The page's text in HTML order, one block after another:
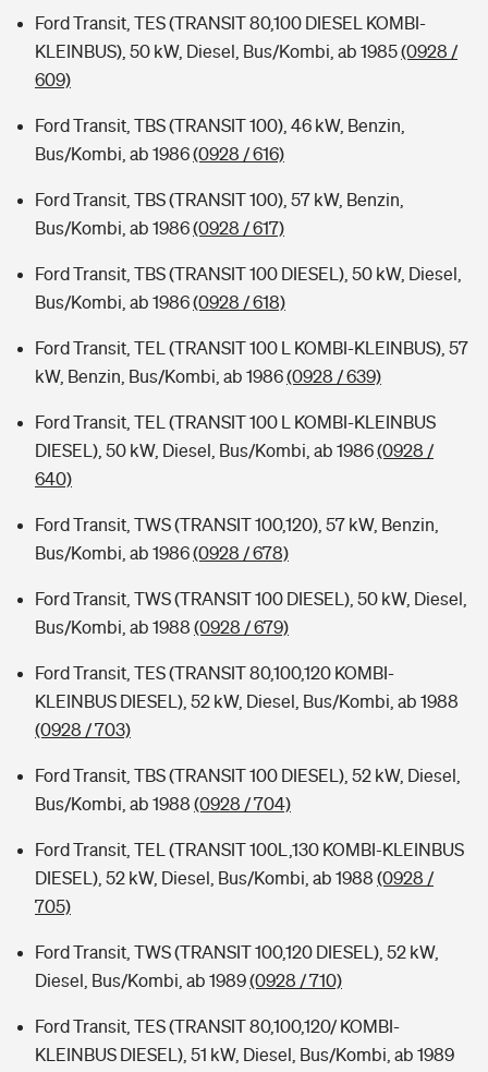
Ford Transit, TES (TRANSIT 80,100 DIESEL KOMBI-
KLEINBUS), 50 kW, Diesel, Bus/Kombi, ab 1985(0928 /
609)
Ford Transit, TBS (TRANSIT 100), 46 kW, Benzin,
Bus/Kombi, ab 1986(0928 / 616)
Ford Transit, TBS (TRANSIT 100), 57 kW, Benzin,
Bus/Kombi, ab 1986(0928 / 617)
Ford Transit, TBS (TRANSIT 100 DIESEL), 50 kW, Diesel,
Bus/Kombi, ab 1986(0928 / 618)
Ford Transit, TEL (TRANSIT 100 L KOMBI-KLEINBUS), 57
kW, Benzin, Bus/Kombi, ab 1986(0928 / 639)
Ford Transit, TEL (TRANSIT 100 L KOMBI-KLEINBUS
DIESEL), 50 kW, Diesel, Bus/Kombi, ab 1986(0928 /
640)
Ford Transit, TWS (TRANSIT 100,120), 57 kW, Benzin,
Bus/Kombi, ab 1986(0928 / 678)
Ford Transit, TWS (TRANSIT 100 DIESEL), 50 kW, Diesel,
Bus/Kombi, ab 1988 (0928 / 679)
Ford Transit, TES (TRANSIT 80,100,120 KOMBI-
KLEINBUS DIESEL), 52 kW, Diesel, Bus/Kombi, ab 1988
(0928 / 703)
Ford Transit, TBS (TRANSIT 100 DIESEL), 52 kW, Diesel,
Bus/Kombi, ab 1988 (0928 / 704)
Ford Transit, TEL (TRANSIT 100L,130 KOMBI-KLEINBUS
DIESEL), 52 kW, Diesel, Bus/Kombi, ab 1988 (0928 /
705)
Ford Transit, TWS (TRANSIT 100,120 DIESEL), 52 kW,
Diesel, Bus/Kombi, ab 1989(0928 / 710)
Ford Transit, TES (TRANSIT 80,100,120/ KOMBI-
KLEINBUS DIESEL), 51 kW, Diesel, Bus/Kombi, ab 1989